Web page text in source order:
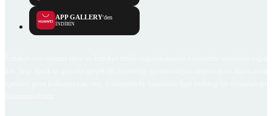
APP GALLERY'den
İNDİRİN